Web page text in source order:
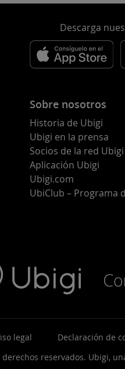
Descarga
Sobre nosotros
Historia de Ubigi
Ubigi en la prensa
Socios de la red Ubigi
Aplicación Ubigi
Ubigi.com
UbiClub – Programa
legal Declaración de
reservados. Ubigi,